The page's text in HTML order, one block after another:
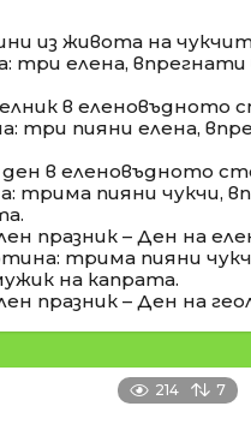
из живота на
три елена, впрегнати
в еленовъдното
три пияни елена,
в еленовъдното
трима пияни чукчи,
празник – Ден на
трима пияни
на капрата.
празник – Ден на
214 7